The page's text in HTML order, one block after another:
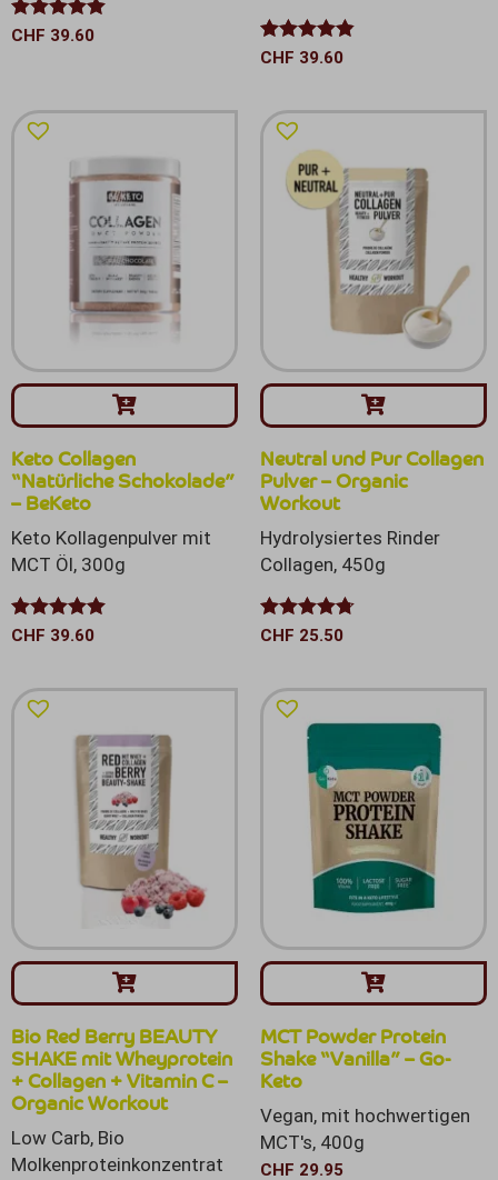
CHF 39.60
Bewertet mit
CHF 39.60
Bewertet
Keto Collagen
“Natürliche Schokolade”
– BeKeto
CHF 39.60
Keto Kollagenpulver mit
MCT Öl, 300g
Bewertet mit
Neutral und Pur Collagen
Pulver – Organic
Workout
CHF 25.50
Hydrolysiertes Rinder
Collagen, 450g
Bewertet
Bio Red Berry BEAUTY
SHAKE mit Wheyprotein
+ Collagen + Vitamin C –
Organic Workout
Low Carb, Bio
Molkenproteinkonzentrat
MCT Powder Protein
Shake “Vanilla” – Go-
Keto
CHF 29.95
Vegan, mit hochwertigen
MCT's, 400g